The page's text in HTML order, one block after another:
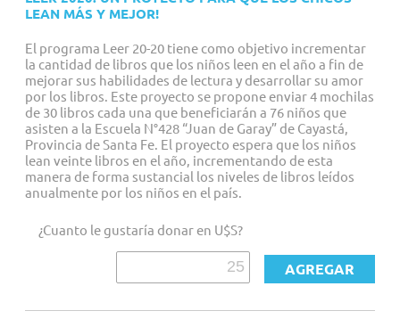
para que puedan guiarlos y ayudarlos a descubrir el placer por
la lectura y su importancia para el desarrollo individual y
comunitario;
- La entrega de libros nuevos, elegidos por cada institución
participante para conformar Rincones de Lectura y/o para que
los niños lleven en propiedad a sus hogares;
- El asesoramiento pedagógico, la asistencia técnica, el
monitoreo y la evaluación de los programas;
- El trabajo con las comunidades para que se apropien de las
metodologías de trabajo establecidas, lo cual es esencial para
la sustentabilidad de los proyectos emprendidos.
LEAN MÁS Y MEJOR!
El programa Leer 20-20 tiene como objetivo incrementar
la cantidad de libros que los niños leen en el año a fin de
mejorar sus habilidades de lectura y desarrollar su amor
por los libros. Este proyecto se propone enviar 4 mochilas
de 30 libros cada una que beneficiarán a 76 niños que
asisten a la Escuela N°428 “Juan de Garay” de Cayastá,
Provincia de Santa Fe. El proyecto espera que los niños
lean veinte libros en el año, incrementando de esta
manera de forma sustancial los niveles de libros leídos
anualmente por los niños en el país.
¿Cuanto le gustaría donar en U$S?